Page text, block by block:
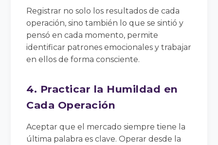
Registrar no solo los resultados de cada
operación, sino también lo que se sintió y
pensó en cada momento, permite
identificar patrones emocionales y trabajar
en ellos de forma consciente.
4. Practicar la Humildad en
Cada Operación
Aceptar que el mercado siempre tiene la
última palabra es clave. Operar desde la